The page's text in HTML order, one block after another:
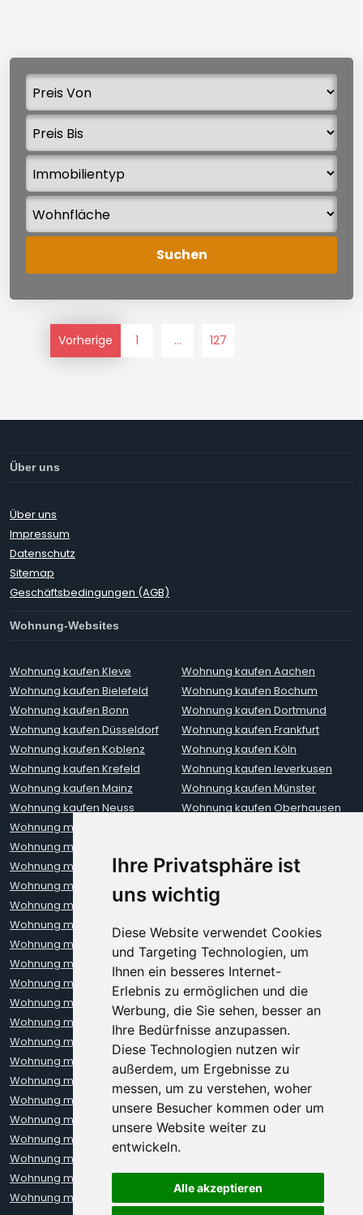
Ihre Privatsphäre ist
uns wichtig
Diese Website verwendet Cookies
und Targeting Technologien, um
Ihnen ein besseres Internet-
Erlebnis zu ermöglichen und die
Werbung, die Sie sehen, besser an
Ihre Bedürfnisse anzupassen.
Diese Technologien nutzen wir
außerdem, um Ergebnisse zu
messen, um zu verstehen, woher
unsere Besucher kommen oder um
unsere Website weiter zu
entwickeln.
Alle akzeptieren
Vorherige 1 ... 127
Über uns
Über uns
Impressum
Datenschutz
Sitemap
Geschäftsbedingungen (AGB)
Wohnung-Websites
Wohnung kaufen Kleve
Wohnung kaufen Aachen
Wohnung kaufen Bielefeld
Wohnung kaufen Bochum
Wohnung kaufen Bonn
Wohnung kaufen Dortmund
Wohnung kaufen Düsseldorf
Wohnung kaufen Frankfurt
Wohnung kaufen Koblenz
Wohnung kaufen Köln
Wohnung kaufen Krefeld
Wohnung kaufen leverkusen
Wohnung kaufen Mainz
Wohnung kaufen Münster
Wohnung kaufen Neuss
Wohnung kaufen Oberhausen
Wohnung mieten Aachen
Wohnung mieten Berlin
Wohnung mieten Bochum
Wohnung mieten Bonn
Wohnung mieten Bremen
Wohnung mieten Darmstadt
Wohnung mieten Dortmund
Wohnung mieten Dresden
Wohnung mieten Düsseldorf
Wohnung mieten Erfurt
Wohnung mieten Freiburg
Wohnung mieten Hamburg
Wohnung mieten Hannover
Wohnung mieten Heidelberg
Wohnung mieten Karlsruhe
Wohnung mieten Kiel
Wohnung mieten Kleve
Wohnung mieten Koblenz
Wohnung mieten Köln
Wohnung mieten Krefeld
Wohnung mieten Leipzig
Wohnung mieten Leverkusen
Wohnung mieten Lübeck
Wohnung mieten Mainz
Wohnung mieten Mannheim
Wohnung mieten München
Wohnung mieten Münster
Wohnung mieten Neuss
Wohnung mieten Nürnberg
Wohnung mieten Oberhausen
Wohnung mieten Oldenburg
Wohnung mieten Rostock
Wohnung mieten Trier
Wohnung mieten Ulm
Wohnung mieten Wiesbaden
Wohnung mieten Würzburg